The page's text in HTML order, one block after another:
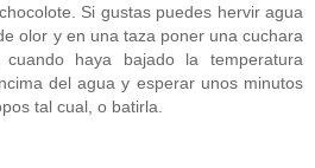
Si gustas puedes hervir agua
olor y en una taza poner una cuchara
haya bajado la temperatura
del agua y esperar unos minutos
tal cual, o batirla.